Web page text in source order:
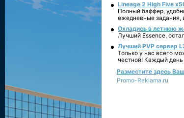
Lineage 2 High Five
Полный баффер,
ежедневные задания,
Охладись в летнюю
Лучший Essence,
Лучший PVP сервер
Только у нас всего
честной! Каждый
Разместите здесь
Promo-Reklama.ru